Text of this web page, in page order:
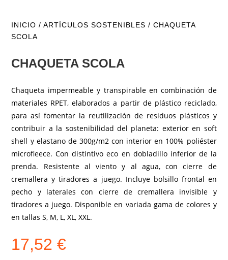
INICIO /ARTÍCULOS SOSTENIBLES / CHAQUETA
SCOLA
CHAQUETA SCOLA
Chaqueta impermeable y transpirable en combinación de
materiales RPET, elaborados a partir de plástico reciclado,
para así fomentar la reutilización de residuos plásticos y
contribuir a la sostenibilidad del planeta: exterior en soft
shell y elastano de 300g/m2 con interior en 100% poliéster
microfleece. Con distintivo eco en dobladillo inferior de la
prenda. Resistente al viento y al agua, con cierre de
cremallera y tiradores a juego. Incluye bolsillo frontal en
pecho y laterales con cierre de cremallera invisible y
tiradores a juego. Disponible en variada gama de colores y
en tallas S, M, L, XL, XXL.
17,52€